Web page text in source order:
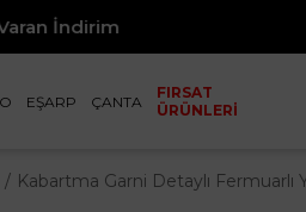
EŞARP ÇANTA
FIRSAT
ÜRÜNLERİ
Kabartma Garni Detaylı Fermuarlı